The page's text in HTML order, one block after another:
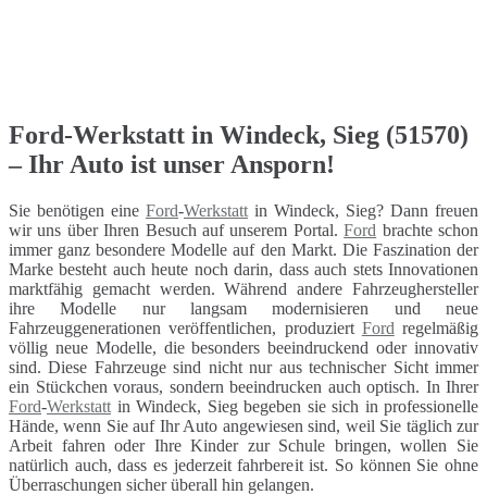
Ford-Werkstatt in Windeck, Sieg (51570)
– Ihr Auto ist unser Ansporn!
Sie benötigen eine Ford-Werkstatt in Windeck, Sieg? Dann freuen
wir uns über Ihren Besuch auf unserem Portal.Ford brachte schon
immer ganz besondere Modelle auf den Markt. Die Faszination der
Marke besteht auch heute noch darin, dass auch stets Innovationen
marktfähig gemacht werden. Während andere Fahrzeughersteller
ihre Modelle nur langsam modernisieren und neue
Fahrzeuggenerationen veröffentlichen, produziert Ford regelmäßig
völlig neue Modelle, die besonders beeindruckend oder innovativ
sind. Diese Fahrzeuge sind nicht nur aus technischer Sicht immer
ein Stückchen voraus, sondern beeindrucken auch optisch. In Ihrer
Ford-Werkstatt in Windeck, Sieg begeben sie sich in professionelle
Hände, wenn Sie auf Ihr Auto angewiesen sind, weil Sie täglich zur
Arbeit fahren oder Ihre Kinder zur Schule bringen, wollen Sie
natürlich auch, dass es jederzeit fahrbereit ist. So können Sie ohne
Überraschungen sicher überall hin gelangen.